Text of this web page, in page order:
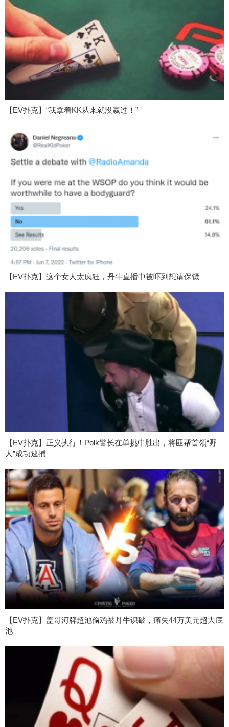
【EV扑克】“我拿着KK从来就没赢过！”
【EV扑克】这个女人太疯狂，丹牛直播中被吓到想请保镖
【EV扑克】正义执行！Polk警长在单挑中胜出，将匪帮首领“野
人”成功逮捕
【EV扑克】盖哥河牌超池偷鸡被丹牛识破，痛失44万美元超大底
池